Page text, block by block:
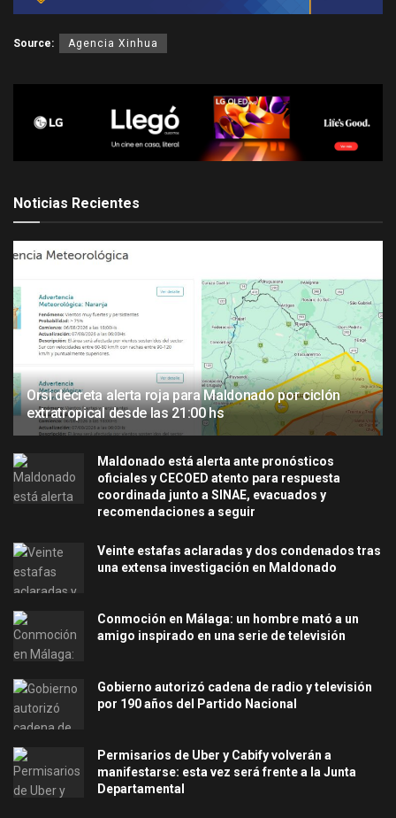
Source: Agencia Xinhua
Noticias Recientes
Orsi decreta alerta roja para Maldonado por ciclón
extratropical desde las 21:00 hs
Maldonado está alerta ante pronósticos
oficiales y CECOED atento para respuesta
coordinada junto a SINAE, evacuados y
recomendaciones a seguir
Veinte estafas aclaradas y dos condenados tras
una extensa investigación en Maldonado
Conmoción en Málaga: un hombre mató a un
amigo inspirado en una serie de televisión
Gobierno autorizó cadena de radio y televisión
por 190 años del Partido Nacional
Permisarios de Uber y Cabify volverán a
manifestarse: esta vez será frente a la Junta
Departamental